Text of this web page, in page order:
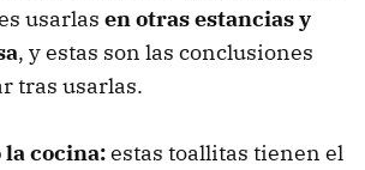
usarlas en otras estancias y
, y estas son las conclusiones
tras usarlas.
la cocina:estas toallitas tienen el